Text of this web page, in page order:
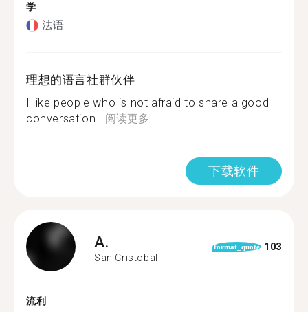
学
法语
理想的语言社群伙伴
I like people who is not afraid to share a good
conversation...阅读更多
下载软件
A.
San Cristobal
format_quote 103
流利